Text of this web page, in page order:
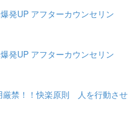
発UP アフターカウンセリン
発UP アフターカウンセリン
厳禁！！快楽原則 人を行動させ